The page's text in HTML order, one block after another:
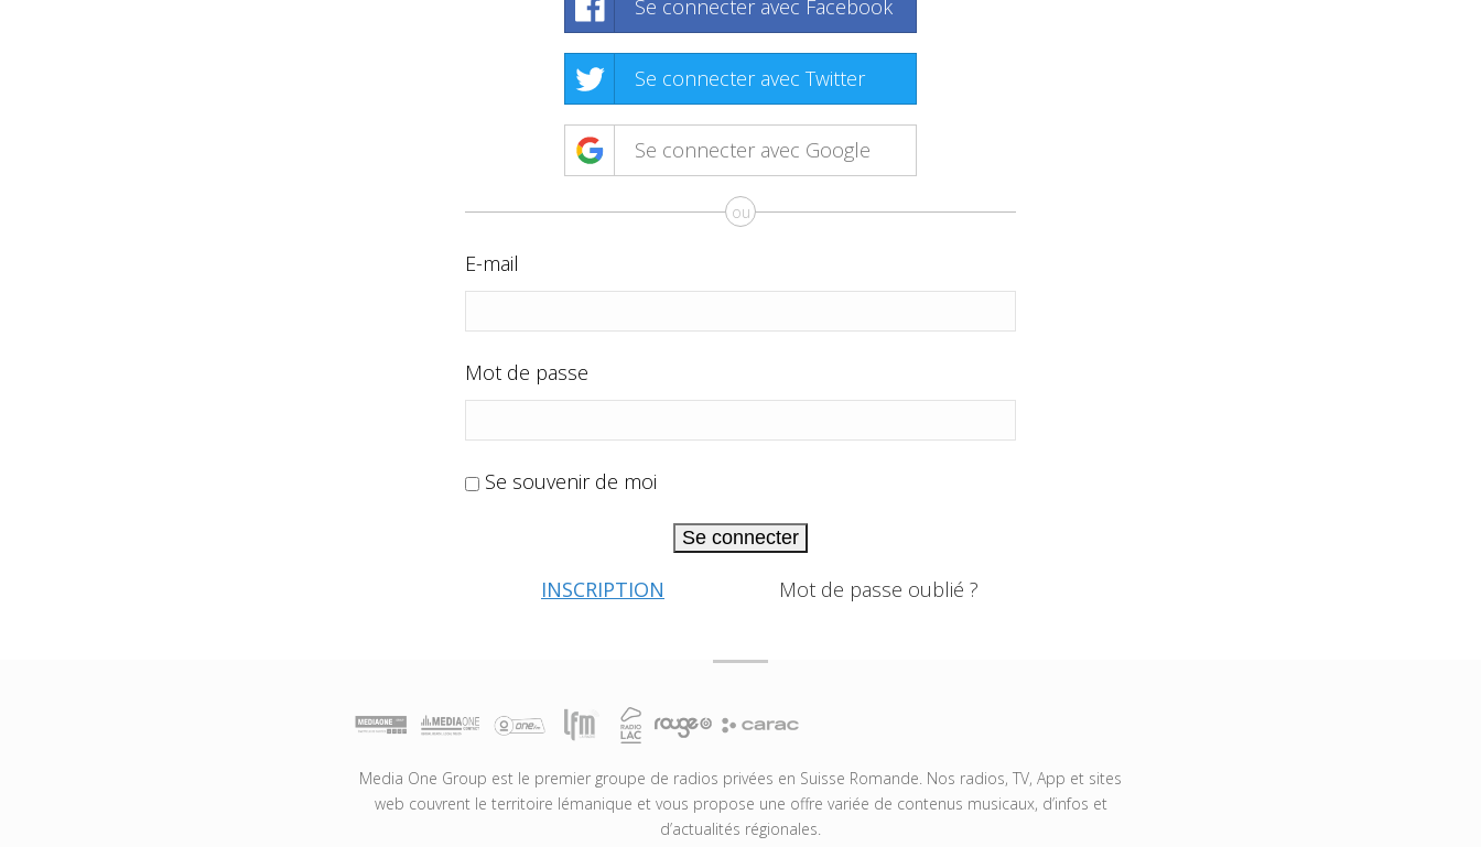
Se connecter avec Facebook
Se connecter avec Twitter
Se connecter avec Google
ou
E-mail
Mot de passe
Se souvenir de moi
Se connecter
INSCRIPTION Mot de passe oublié ?
Media One Group est le premier groupe de radios privées en Suisse Romande. Nos radios, TV, App et sites
web couvrent le territoire lémanique et vous propose une offre variée de contenus musicaux, d’infos et
d’actualités régionales.